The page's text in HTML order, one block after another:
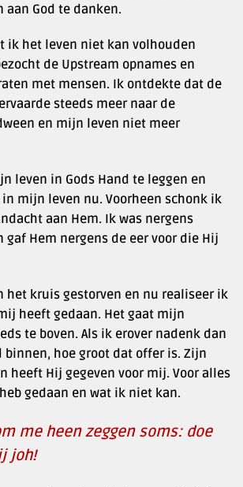
aan God te danken.
ik het leven niet kan volhouden
de Upstream opnames en
met mensen. Ik ontdekte dat de
steeds meer naar de
en mijn leven niet meer
leven in Gods Hand te leggen en
in mijn leven nu. Voorheen schonk ik
aan Hem. Ik was nergens
gaf Hem nergens de eer voor die Hij
het kruis gestorven en nu realiseer ik
heeft gedaan. Het gaat mijn
te boven. Als ik erover nadenk dan
binnen, hoe groot dat offer is. Zijn
heeft Hij gegeven voor mij. Voor alles
gedaan en wat ik niet kan.
me heen zeggen soms: doe
joh!